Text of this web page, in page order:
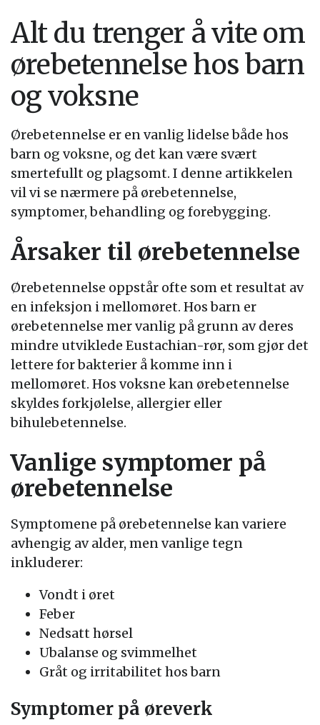
Alt du trenger å vite om
ørebetennelse hos barn
og voksne
Ørebetennelse er en vanlig lidelse både hos
barn og voksne, og det kan være svært
smertefullt og plagsomt. I denne artikkelen
vil vi se nærmere på ørebetennelse,
symptomer, behandling og forebygging.
Årsaker til ørebetennelse
Ørebetennelse oppstår ofte som et resultat av
en infeksjon i mellomøret. Hos barn er
ørebetennelse mer vanlig på grunn av deres
mindre utviklede Eustachian-rør, som gjør det
lettere for bakterier å komme inn i
mellomøret. Hos voksne kan ørebetennelse
skyldes forkjølelse, allergier eller
bihulebetennelse.
Vanlige symptomer på
ørebetennelse
Symptomene på ørebetennelse kan variere
avhengig av alder, men vanlige tegn
inkluderer:
Vondt i øret
Feber
Nedsatt hørsel
Ubalanse og svimmelhet
Gråt og irritabilitet hos barn
Symptomer på øreverk